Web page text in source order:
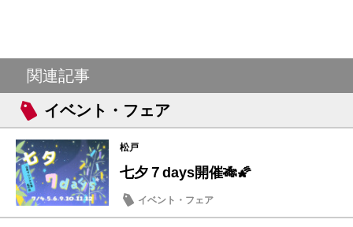
関連記事
イベント・フェア
松戸
七夕７days開催🎋🌠
イベント・フェア